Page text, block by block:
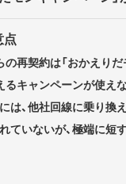
点
再契約は「おかえり
るキャンペーンが使え
、他社回線に乗り換
ていないが、極端に短